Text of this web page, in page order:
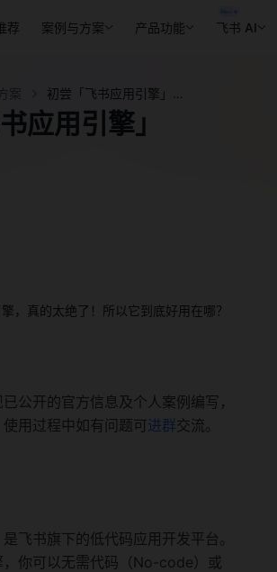
荐 案例与方案 产品功能 飞书 AI
应用引擎」
，真的太绝了！所以它到底好用在哪？
公开的官方信息及个人案例编写，
用过程中如有问题可进群交流。
是飞书旗下的低代码应用开发平台。
，你可以无需代码（No-code）或